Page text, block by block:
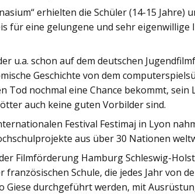
erhielten die Schüler (14-15
für eine gelungene und sehr
u.a. schon auf dem deutschen
Geschichte von dem
Tod nochmal eine Chance bekommt, sein
auch keine guten Vorbilder sind.
Festival Festimaj in Lyon
aus über 30 Nationen
Filmförderung Hamburg Schleswig-
Schule, die jedes Jahr von
Giese durchgeführt werden, mit